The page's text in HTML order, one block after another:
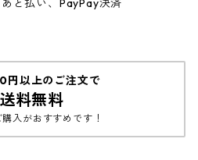
と払い、PayPay決済
円以上のご注文で
料無料
入がおすすめです！